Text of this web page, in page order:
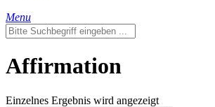
Menu
Affirmation
Einzelnes Ergebnis wird angezeigt